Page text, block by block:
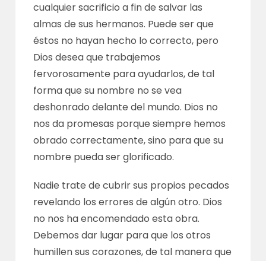
cualquier sacrificio a fin de salvar las
almas de sus hermanos. Puede ser que
éstos no hayan hecho lo correcto, pero
Dios desea que trabajemos
fervorosamente para ayudarlos, de tal
forma que su nombre no se vea
deshonrado delante del mundo. Dios no
nos da promesas porque siempre hemos
obrado correctamente, sino para que su
nombre pueda ser glorificado.
Nadie trate de cubrir sus propios pecados
revelando los errores de algún otro. Dios
no nos ha encomendado esta obra.
Debemos dar lugar para que los otros
humillen sus corazones, de tal manera que